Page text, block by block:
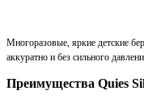
Многоразовые, яркие детские
аккуратно и без сильного
Преимущества Quies